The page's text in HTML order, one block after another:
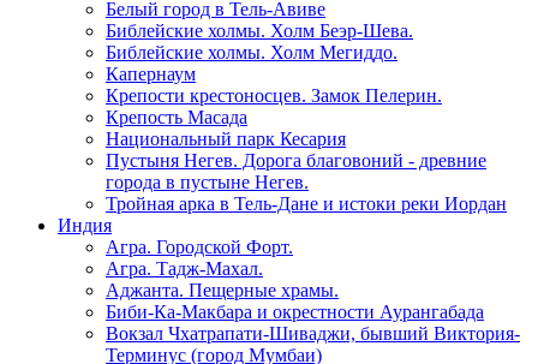
Белый город в Тель-Авиве
Библейские холмы. Холм Беэр-Шева.
Библейские холмы. Холм Мегиддо.
Капернаум
Крепости крестоносцев. Замок Пелерин.
Крепость Масада
Национальный парк Кесария
Пустыня Негев. Дорога благовоний - древние
города в пустыне Негев.
Тройная арка в Тель-Дане и истоки реки Иордан
Индия
Агра. Городской Форт.
Агра. Тадж-Махал.
Аджанта. Пещерные храмы.
Биби-Ка-Макбара и окрестности Аурангабада
Вокзал Чхатрапати-Шиваджи, бывший Виктория-
Терминус (город Мумбаи)